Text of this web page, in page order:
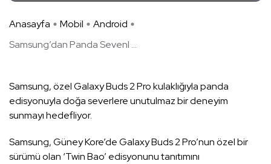
Anasayfa Mobil
Android
Samsung’dan Panda Sevenl ...
Samsung, özel Galaxy Buds 2 Pro kulaklığıyla panda
edisyonuyla doğa severlere unutulmaz bir deneyim
sunmayı hedefliyor.
Samsung, Güney Kore’de Galaxy Buds 2 Pro’nun özel bir
sürümü olan ‘Twin Bao’ edisyonunu tanıtımını